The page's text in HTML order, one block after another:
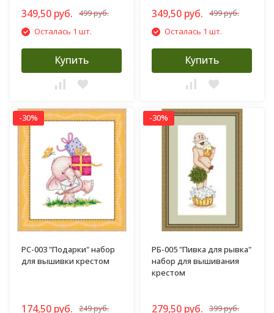
349,50 руб. 499 руб.
Осталась 1 шт.
Купить
349,50 руб. 499 руб.
Осталась 1 шт.
Купить
-30%
РС-003 "Подарки" набор
для вышивки крестом
174,50 руб. 249 руб.
-30%
РБ-005 "Пивка для рывка"
набор для вышивания
крестом
279,50 руб. 399 руб.